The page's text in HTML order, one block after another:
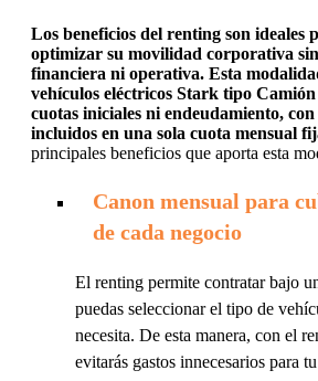
Los beneficios del renting son ideales
optimizar su movilidad corporativa
financiera ni operativa. Esta
vehículos eléctricos Stark tipo
cuotas iniciales ni endeudamiento,
incluidos en una sola cuota mensual
principales beneficios que aporta esta
Canon mensual para
de cada negocio
El renting permite contratar bajo
puedas seleccionar el tipo de
necesita. De esta manera, con el
evitarás gastos innecesarios para